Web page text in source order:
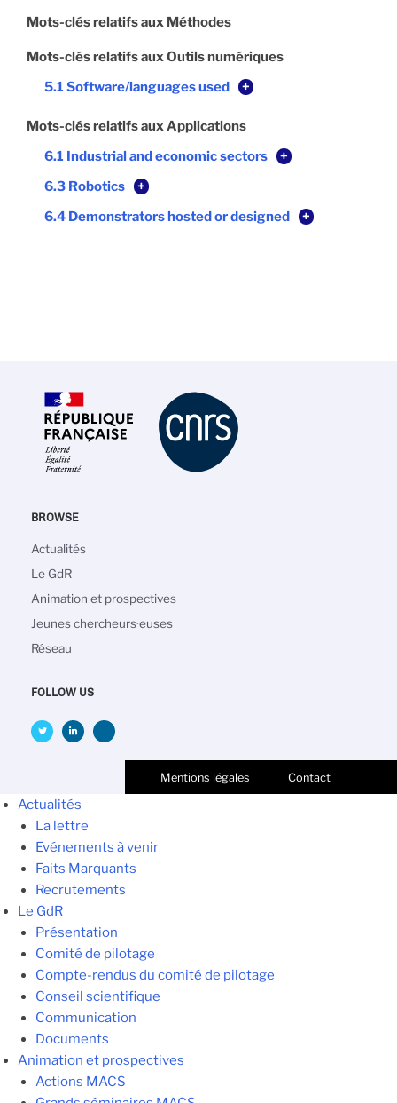
Mots-clés relatifs aux Méthodes
Mots-clés relatifs aux Outils numériques
5.1 Software/languages used
+
Mots-clés relatifs aux Applications
6.1 Industrial and economic sectors
+
6.3 Robotics
+
6.4 Demonstrators hosted or designed
+
BROWSE
Main
navigation
Actualités
Le GdR
Animation et prospectives
Jeunes chercheurs·euses
Réseau
FOLLOW US
Mentions légales Contact
Actualités
La lettre
Evénements à venir
Faits Marquants
Recrutements
Le GdR
Présentation
Comité de pilotage
Compte-rendus du comité de pilotage
Conseil scientifique
Communication
Documents
Animation et prospectives
Actions MACS